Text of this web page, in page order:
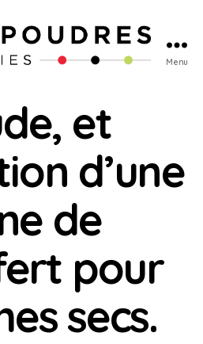
Menu
et
d’une
de
pour
secs.